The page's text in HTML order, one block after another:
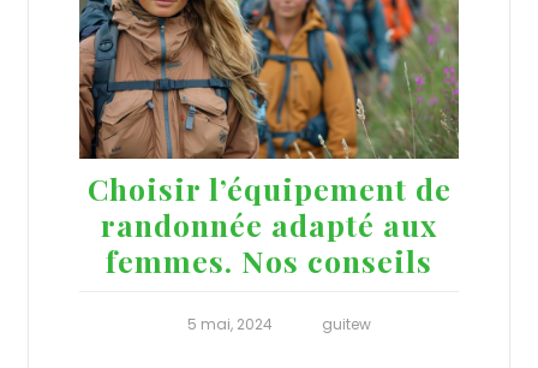
Choisir l’équipement de
randonnée adapté aux
femmes. Nos conseils
5 mai, 2024 guitew